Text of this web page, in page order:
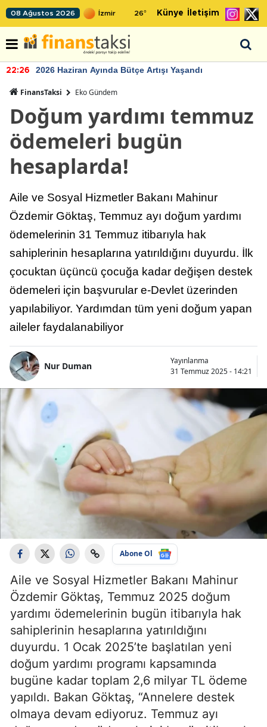
08 Ağustos 2026 26° Künye İletişim
22:26 2026 Haziran Ayında Bütçe Artışı Yaşandı
FinansTaksi Eko Gündem
Doğum yardımı temmuz
ödemeleri bugün
hesaplarda!
Aile ve Sosyal Hizmetler Bakanı Mahinur
Özdemir Göktaş, Temmuz ayı doğum yardımı
ödemelerinin 31 Temmuz itibarıyla hak
sahiplerinin hesaplarına yatırıldığını duyurdu. İlk
çocuktan üçüncü çocuğa kadar değişen destek
ödemeleri için başvurular e-Devlet üzerinden
yapılabiliyor. Yardımdan tüm yeni doğum yapan
aileler faydalanabiliyor
Nur Duman
Yayınlanma
31 Temmuz 2025 - 14:21
Abone Ol
Aile ve Sosyal Hizmetler Bakanı Mahinur
Özdemir Göktaş, Temmuz 2025 doğum
yardımı ödemelerinin bugün itibarıyla hak
sahiplerinin hesaplarına yatırıldığını
duyurdu. 1 Ocak 2025’te başlatılan yeni
doğum yardımı programı kapsamında
bugüne kadar toplam 2,6 milyar TL ödeme
yapıldı. Bakan Göktaş, “Annelere destek
olmaya devam ediyoruz. Temmuz ayı